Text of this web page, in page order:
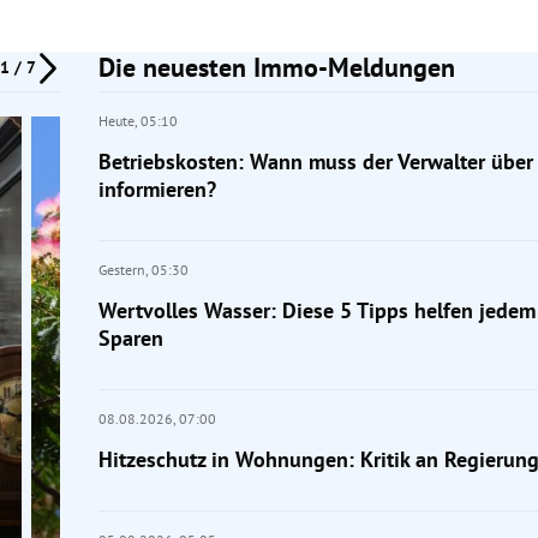
1 / 7 Die neuesten Immo-Meldungen
Heute, 05:10
Betriebskosten: Wann muss der Verwalter
informieren?
Gestern, 05:30
Wertvolles Wasser: Diese 5 Tipps helfen
Sparen
08.08.2026, 07:00
Hitzeschutz in Wohnungen: Kritik an